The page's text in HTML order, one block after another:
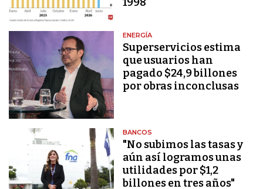
ENERGÍA
Superservicios estima
que usuarios han
pagado $24,9 billones
por obras inconclusas
BANCOS
"No subimos las tasas y
aún así logramos unas
utilidades por $1,2
billones en tres años"